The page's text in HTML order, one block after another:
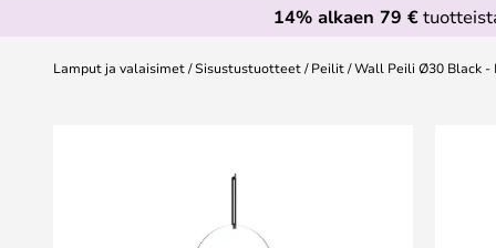
14% alkaen 79 €
Lamput ja valaisimet Sisustustuotteet Peilit Wall Peili Ø30 Black -